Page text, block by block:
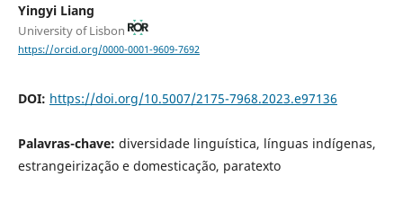
Yingyi Liang
University of Lisbon
https://orcid.org/0000-0001-9609-7692
DOI: https://doi.org/10.5007/2175-7968.2023.e97136
Palavras-chave: diversidade linguística, línguas indígenas,
estrangeirização e domesticação, paratexto